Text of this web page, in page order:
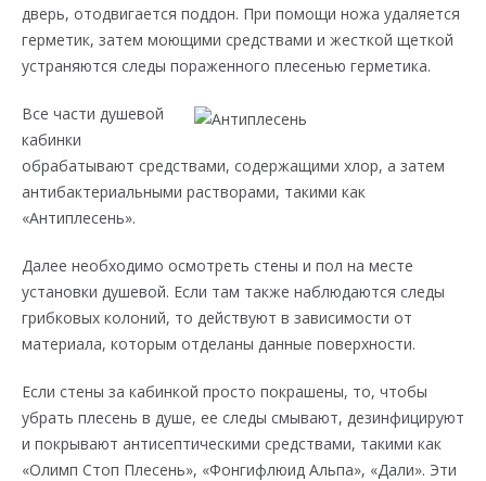
дверь, отодвигается поддон. При помощи ножа удаляется
герметик, затем моющими средствами и жесткой щеткой
устраняются следы пораженного плесенью герметика.
Все части душевой
кабинки
обрабатывают средствами, содержащими хлор, а затем
антибактериальными растворами, такими как
«Антиплесень».
Далее необходимо осмотреть стены и пол на месте
установки душевой. Если там также наблюдаются следы
грибковых колоний, то действуют в зависимости от
материала, которым отделаны данные поверхности.
Если стены за кабинкой просто покрашены, то, чтобы
убрать плесень в душе, ее следы смывают, дезинфицируют
и покрывают антисептическими средствами, такими как
«Олимп Стоп Плесень», «Фонгифлюид Альпа», «Дали». Эти